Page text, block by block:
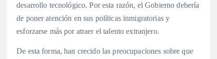
desarrollo tecnológico. Por esta razón, el Gobierno debería
de poner atención en sus políticas inmigratorias y
esforzarse más por atraer el talento extranjero.
De esta forma, han crecido las preocupaciones sobre que